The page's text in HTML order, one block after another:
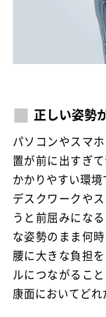
正しい姿勢
パソコンやスマ
置が前に出すぎ
かかりやすい環境
デスクワークや
うと前屈みにな
な姿勢のまま何
腰に大きな負担
ルにつながるこ
康面においてどれ